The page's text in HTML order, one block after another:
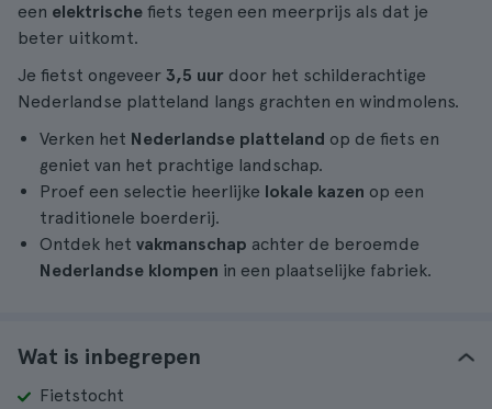
een elektrische fiets tegen een meerprijs als dat je
beter uitkomt.
Je fietst ongeveer 3,5 uur door het schilderachtige
Nederlandse platteland langs grachten en windmolens.
Verken het Nederlandse platteland op de fiets en
geniet van het prachtige landschap.
Proef een selectie heerlijke lokale kazen op een
traditionele boerderij.
Ontdek het vakmanschap achter de beroemde
Nederlandse klompen in een plaatselijke fabriek.
Wat is inbegrepen
Fietstocht